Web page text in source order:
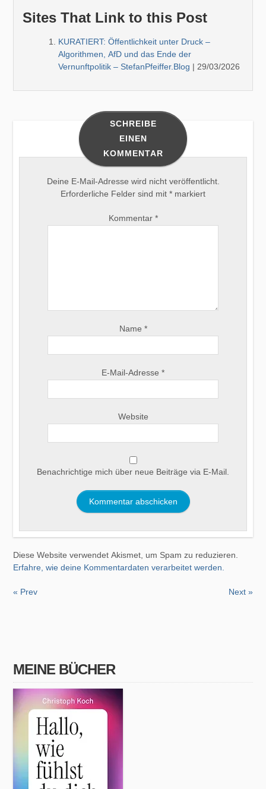
Sites That Link to this Post
KURATIERT: Öffentlichkeit unter Druck –
Algorithmen, AfD und das Ende der
Vernunftpolitik – StefanPfeiffer.Blog | 29/03/2026
SCHREIBE
EINEN
KOMMENTAR
Deine E-Mail-Adresse wird nicht veröffentlicht.
Erforderliche Felder sind mit * markiert
Kommentar *
Name *
E-Mail-Adresse *
Website
Benachrichtige mich über neue Beiträge via E-Mail.
Diese Website verwendet Akismet, um Spam zu reduzieren.
Erfahre, wie deine Kommentardaten verarbeitet werden.
« Prev Next »
MEINE BÜCHER